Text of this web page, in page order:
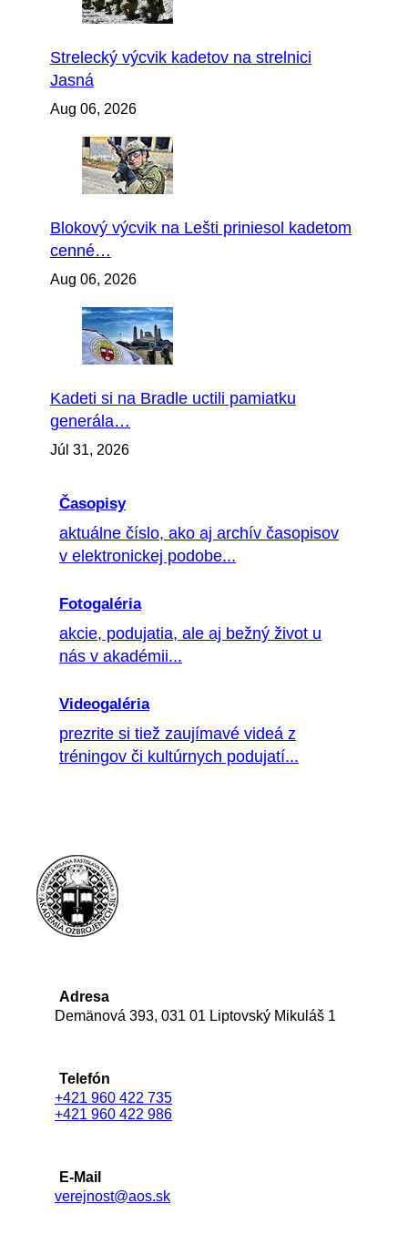
Strelecký výcvik kadetov na strelnici
Jasná
Aug 06, 2026
Blokový výcvik na Lešti priniesol kadetom
cenné…
Aug 06, 2026
Kadeti si na Bradle uctili pamiatku
generála…
Júl 31, 2026
Časopisy
aktuálne číslo, ako aj archív časopisov
v elektronickej podobe...
Fotogaléria
akcie, podujatia, ale aj bežný život u
nás v akadémii...
Videogaléria
prezrite si tiež zaujímavé videá z
tréningov či kultúrnych podujatí...
Adresa
Demänová 393, 031 01 Liptovský Mikuláš 1
Telefón
+421 960 422 735
+421 960 422 986
E-Mail
verejnost@aos.sk